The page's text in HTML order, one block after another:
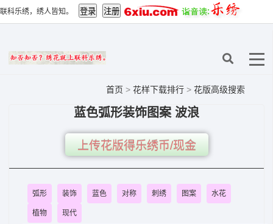
联科乐绣，绣人皆知。
首页 > 花样下载排行 > 花版高级搜索
蓝色弧形装饰图案 波浪
上传花版得乐绣币/现金
弧形 装饰 蓝色 对称 刺绣 图案 水花
植物 现代